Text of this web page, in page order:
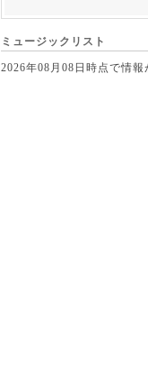
ミュージックリスト
2026年08月08日時点で情